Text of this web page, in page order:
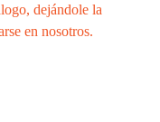
dejándole la
en nosotros.